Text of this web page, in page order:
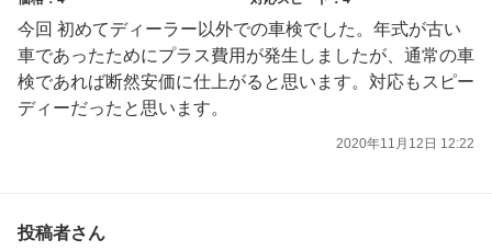
今回 初めてディーラー以外での車検でした。年式が古い
車であったためにプラス費用が発生しましたが、通常の車
検であれば断然安価に仕上がると思います。対応もスピー
ディーだったと思います。
2020年11月12日 12:22
投稿者さん